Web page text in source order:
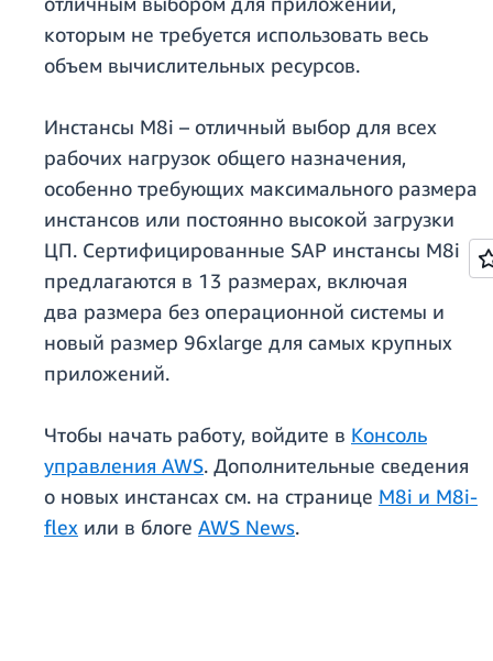
которым не требуется использовать весь
объем вычислительных ресурсов.
Инстансы M8i – отличный выбор для всех
рабочих нагрузок общего назначения,
особенно требующих максимального размера
инстансов или постоянно высокой загрузки
ЦП. Сертифицированные SAP инстансы M8i
предлагаются в 13 размерах, включая
два размера без операционной системы и
новый размер 96xlarge для самых крупных
приложений.
Чтобы начать работу, войдите в Консоль
управления AWS. Дополнительные сведения
о новых инстансах см. на странице M8i и M8i-
flex или в блоге AWS News.